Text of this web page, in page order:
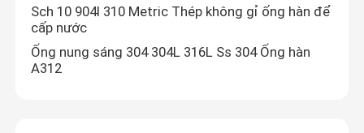
Sch 10 904l 310 Metric Thép không gỉ ống hàn để
cấp nước
Ống nung sáng 304 304L 316L Ss 304 Ống hàn
A312